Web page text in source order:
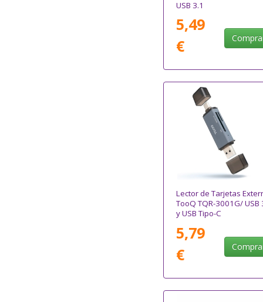
USB 3.1
5,49
€
Lector de Tarjetas
TooQ TQR-3001G/ USB
y USB Tipo-C
5,79
€